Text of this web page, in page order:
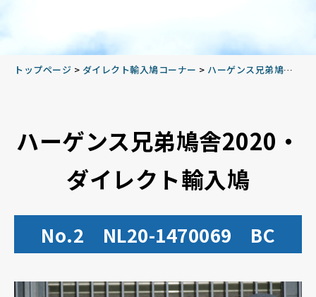
トップページ > ダイレクト輸入鳩コーナー > ハーゲンス兄弟鳩舎2020
ハーゲンス兄弟鳩舎2020・
ダイレクト輸入鳩
No.2 NL20-1470069 BC